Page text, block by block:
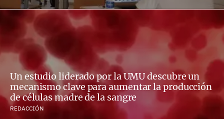
Un estudio liderado por la UMU descubre un
mecanismo clave para aumentar la producción
de células madre de la sangre
REDACCIÓN